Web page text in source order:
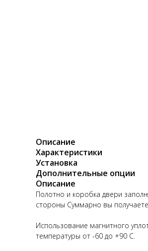
Описание
Характеристики
Установка
Дополнительные опции
Описание
Полотно и коробка двери
стороны Суммарно вы
Использование магнитного
температуры от -60 до +90 С.